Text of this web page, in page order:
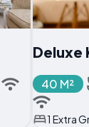
Deluxe
40 M²
1 Extra